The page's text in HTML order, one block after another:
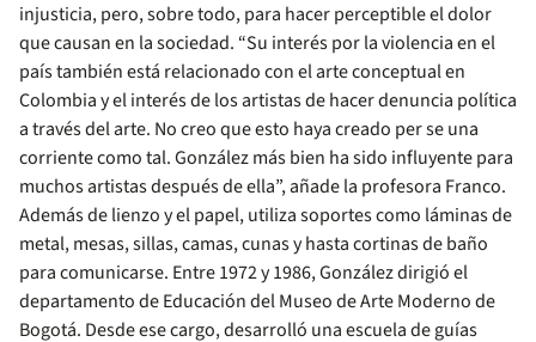
injusticia, pero, sobre todo, para hacer perceptible el dolor
que causan en la sociedad. “Su interés por la violencia en el
país también está relacionado con el arte conceptual en
Colombia y el interés de los artistas de hacer denuncia política
a través del arte. No creo que esto haya creado per se una
corriente como tal. González más bien ha sido influyente para
muchos artistas después de ella”, añade la profesora Franco.
Además de lienzo y el papel, utiliza soportes como láminas de
metal, mesas, sillas, camas, cunas y hasta cortinas de baño
para comunicarse. Entre 1972 y 1986, González dirigió el
departamento de Educación del Museo de Arte Moderno de
Bogotá. Desde ese cargo, desarrolló una escuela de guías